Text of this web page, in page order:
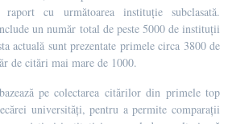
cu următoarea instituție subclasată.
un număr total de peste 5000 de instituții
actuală sunt prezentate primele circa 3800 de
de citări mai mare de 1000.
pe colectarea citărilor din primele top
universități, pentru a permite comparații